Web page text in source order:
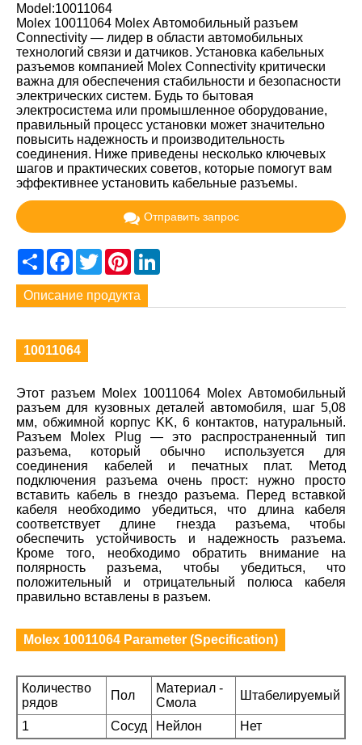
Model:10011064
Molex 10011064 Molex Автомобильный разъем
Connectivity — лидер в области автомобильных
технологий связи и датчиков. Установка кабельных
разъемов компанией Molex Connectivity критически
важна для обеспечения стабильности и безопасности
электрических систем. Будь то бытовая
электросистема или промышленное оборудование,
правильный процесс установки может значительно
повысить надежность и производительность
соединения. Ниже приведены несколько ключевых
шагов и практических советов, которые помогут вам
эффективнее установить кабельные разъемы.
Отправить запрос
ShareFacebook
TwitterPinterest
Описание продукта
10011064
Этот разъем Molex 10011064 Molex Автомобильный
разъем для кузовных деталей автомобиля, шаг 5,08
мм, обжимной корпус KK, 6 контактов, натуральный.
Разъем Molex Plug — это распространенный тип
разъема, который обычно используется для
соединения кабелей и печатных плат. Метод
подключения разъема очень прост: нужно просто
вставить кабель в гнездо разъема. Перед вставкой
кабеля необходимо убедиться, что длина кабеля
соответствует длине гнезда разъема, чтобы
обеспечить устойчивость и надежность разъема.
Кроме того, необходимо обратить внимание на
полярность разъема, чтобы убедиться, что
положительный и отрицательный полюса кабеля
правильно вставлены в разъем.
Molex 10011064 Parameter (Specification)
Количество
рядов
Пол
Материал -
Смола
Штабелируемый
1 Сосуд Нейлон Нет